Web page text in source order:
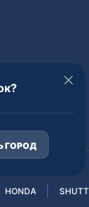
ГОРОД
HONDA